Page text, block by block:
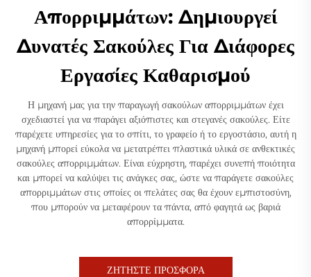
Απορριμμάτων: Δημιουργεί
Δυνατές Σακούλες Για Διάφορες
Εργασίες Καθαρισμού
Η μηχανή μας για την παραγωγή σακούλων απορριμμάτων έχει
σχεδιαστεί για να παράγει αξιόπιστες και στεγανές σακούλες. Είτε
παρέχετε υπηρεσίες για το σπίτι, το γραφείο ή το εργοστάσιο, αυτή η
μηχανή μπορεί εύκολα να μετατρέπει πλαστικά υλικά σε ανθεκτικές
σακούλες απορριμμάτων. Είναι εύχρηστη, παρέχει συνεπή ποιότητα
και μπορεί να καλύψει τις ανάγκες σας, ώστε να παράγετε σακούλες
απορριμμάτων στις οποίες οι πελάτες σας θα έχουν εμπιστοσύνη,
που μπορούν να μεταφέρουν τα πάντα, από φαγητά ως βαριά
απορρίμματα.
ΖΗΤΗΣΤΕ ΠΡΟΣΦΟΡΑ